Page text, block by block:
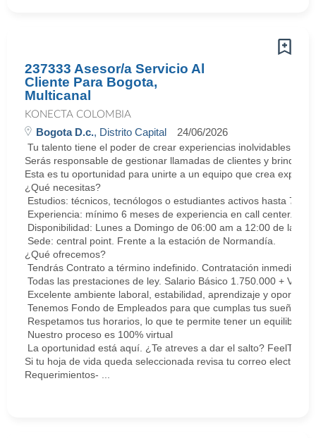
237333 Asesor/a Servicio Al
Cliente Para Bogota,
Multicanal
KONECTA COLOMBIA
Bogota D.c., Distrito Capital 24/06/2026
Tu talento tiene el poder de crear experiencias inolvidables.
Serás responsable de gestionar llamadas de clientes y brindar
Esta es tu oportunidad para unirte a un equipo que crea
¿Qué necesitas?
Estudios: técnicos, tecnólogos o estudiantes activos hasta 7
Experiencia: mínimo 6 meses de experiencia en call center.
Disponibilidad: Lunes a Domingo de 06:00 am a 12:00 de la
Sede: central point. Frente a la estación de Normandía.
¿Qué ofrecemos?
Tendrás Contrato a término indefinido. Contratación inmediata.
Todas las prestaciones de ley. Salario Básico 1.750.000 +
Excelente ambiente laboral, estabilidad, aprendizaje y
Tenemos Fondo de Empleados para que cumplas tus sueños y
Respetamos tus horarios, lo que te permite tener un equilibrio
Nuestro proceso es 100% virtual
La oportunidad está aquí. ¿Te atreves a dar el salto?
Si tu hoja de vida queda seleccionada revisa tu correo
Requerimientos- ...